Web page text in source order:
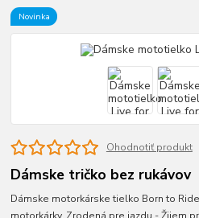
Novinka
Ohodnotiť produkt
Dámske tričko bez rukávov
Dámske motorkárske tielko Born to